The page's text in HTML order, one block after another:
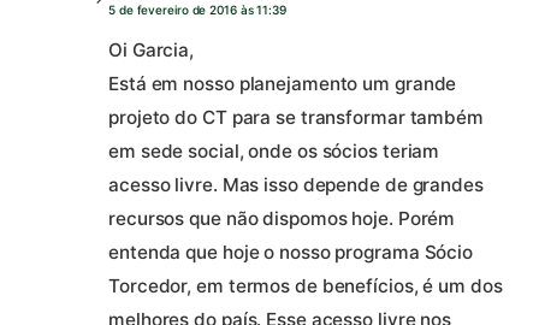
5 de fevereiro de 2016 às 11:39
Oi Garcia,
Está em nosso planejamento um grande
projeto do CT para se transformar também
em sede social, onde os sócios teriam
acesso livre. Mas isso depende de grandes
recursos que não dispomos hoje. Porém
entenda que hoje o nosso programa Sócio
Torcedor, em termos de benefícios, é um dos
melhores do país. Esse acesso livre nos